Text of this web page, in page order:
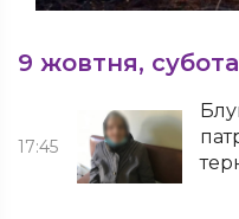
9 жовтня, субота
17:45